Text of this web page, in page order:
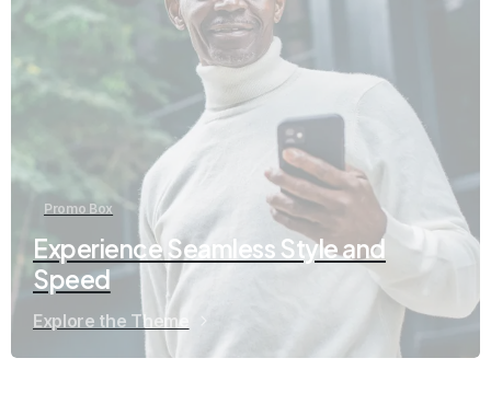
Promo Box
Experience Seamless Style and
Speed
Explore the Theme